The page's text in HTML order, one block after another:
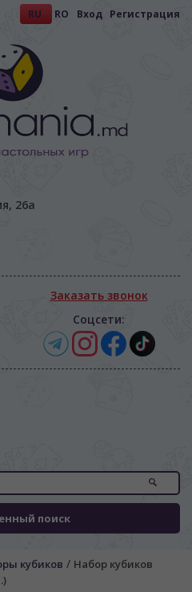
RU RO Вход Регистрация
26а
Заказать звонок
Соцсети:
поиск
кубиков / Набор кубиков
nostru?